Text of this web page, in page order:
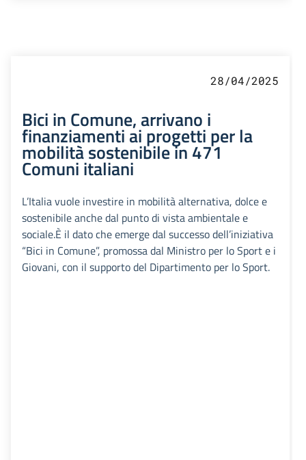
28/04/2025
Bici in Comune, arrivano i
finanziamenti ai progetti per la
mobilità sostenibile in 471
Comuni italiani
L’Italia vuole investire in mobilità alternativa, dolce e
sostenibile anche dal punto di vista ambientale e
sociale.È il dato che emerge dal successo dell’iniziativa
“Bici in Comune”, promossa dal Ministro per lo Sport e i
Giovani, con il supporto del Dipartimento per lo Sport.